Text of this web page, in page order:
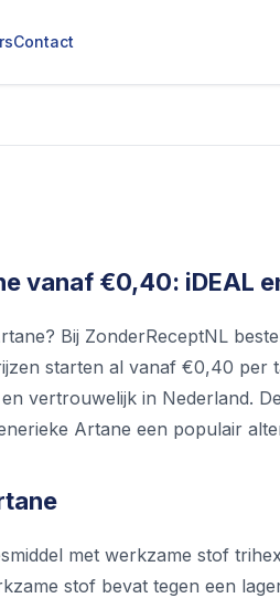
Contact
vanaf €0,40: iDEAL
Bij ZonderReceptNL
starten al vanaf €0,40 per
vertrouwelijk in Nederland.
Artane een populair
met werkzame stof
stof bevat tegen een